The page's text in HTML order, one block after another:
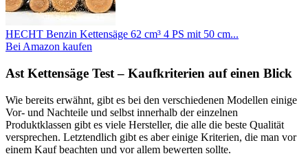
HECHT Benzin Kettensäge 62 cm³ 4 PS mit 50 cm...
Bei Amazon kaufen
Ast Kettensäge Test – Kaufkriterien auf einen Blick
Wie bereits erwähnt, gibt es bei den verschiedenen Modellen einige
Vor- und Nachteile und selbst innerhalb der einzelnen
Produktklassen gibt es viele Hersteller, die alle die beste Qualität
versprechen. Letztendlich gibt es aber einige Kriterien, die man vor
einem Kauf beachten und vor allem bewerten sollte.